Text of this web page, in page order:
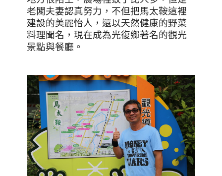
老闆夫妻認真努力，不但把馬太鞍這裡
建設的美麗怡人，還以天然健康的野菜
料理聞名，現在成為光復鄉著名的觀光
景點與餐廳。